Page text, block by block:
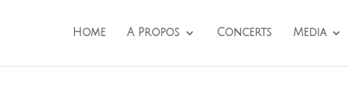
Home A Propos Concerts Media